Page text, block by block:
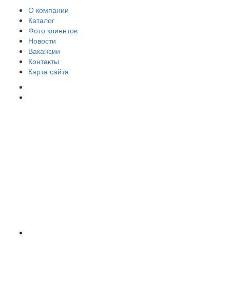
О компании
Каталог
Фото клиентов
Новости
Вакансии
Контакты
Карта сайта